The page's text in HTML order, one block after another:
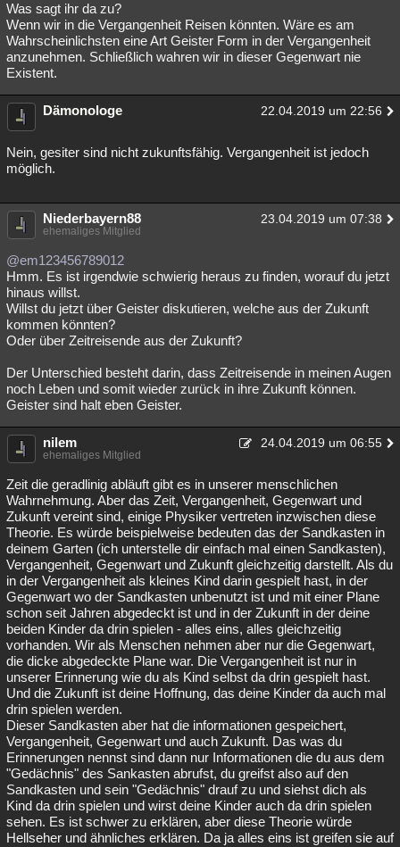
Lesenswert Schlüsselwörter
Was sagt ihr da zu?
Wenn wir in die Vergangenheit Reisen könnten. Wäre es am
Wahrscheinlichsten eine Art Geister Form in der Vergangenheit
anzunehmen. Schließlich wahren wir in dieser Gegenwart nie
Existent.
Dämonologe 22.04.2019 um 22:56
Nein, gesiter sind nicht zukunftsfähig. Vergangenheit ist jedoch
möglich.
Niederbayern88 23.04.2019 um 07:38
ehemaliges Mitglied
@em123456789012
Hmm. Es ist irgendwie schwierig heraus zu finden, worauf du jetzt
hinaus willst.
Willst du jetzt über Geister diskutieren, welche aus der Zukunft
kommen könnten?
Oder über Zeitreisende aus der Zukunft?
Der Unterschied besteht darin, dass Zeitreisende in meinen Augen
noch Leben und somit wieder zurück in ihre Zukunft können.
Geister sind halt eben Geister.
nilem 24.04.2019 um 06:55
ehemaliges Mitglied
Zeit die geradlinig abläuft gibt es in unserer menschlichen
Wahrnehmung. Aber das Zeit, Vergangenheit, Gegenwart und
Zukunft vereint sind, einige Physiker vertreten inzwischen diese
Theorie. Es würde beispielweise bedeuten das der Sandkasten in
deinem Garten (ich unterstelle dir einfach mal einen Sandkasten),
Vergangenheit, Gegenwart und Zukunft gleichzeitig darstellt. Als du
in der Vergangenheit als kleines Kind darin gespielt hast, in der
Gegenwart wo der Sandkasten unbenutzt ist und mit einer Plane
schon seit Jahren abgedeckt ist und in der Zukunft in der deine
beiden Kinder da drin spielen - alles eins, alles gleichzeitig
vorhanden. Wir als Menschen nehmen aber nur die Gegenwart,
die dicke abgedeckte Plane war. Die Vergangenheit ist nur in
unserer Erinnerung wie du als Kind selbst da drin gespielt hast.
Und die Zukunft ist deine Hoffnung, das deine Kinder da auch mal
drin spielen werden.
Dieser Sandkasten aber hat die informationen gespeichert,
Vergangenheit, Gegenwart und auch Zukunft. Das was du
Erinnerungen nennst sind dann nur Informationen die du aus dem
"Gedächnis" des Sankasten abrufst, du greifst also auf den
Sandkasten und sein "Gedächnis" drauf zu und siehst dich als
Kind da drin spielen und wirst deine Kinder auch da drin spielen
sehen. Es ist schwer zu erklären, aber diese Theorie würde
Hellseher und ähnliches erklären. Da ja alles eins ist greifen sie auf